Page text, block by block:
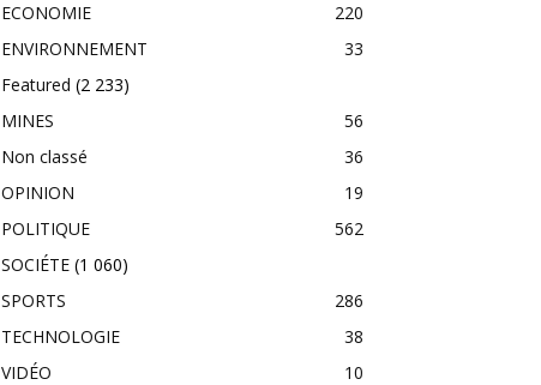
ECONOMIE
220
ENVIRONNEMENT
33
Featured (2 233)
MINES
56
Non classé
36
OPINION
19
POLITIQUE
562
SOCIÉTE (1 060)
SPORTS
286
TECHNOLOGIE
38
VIDÉO
10